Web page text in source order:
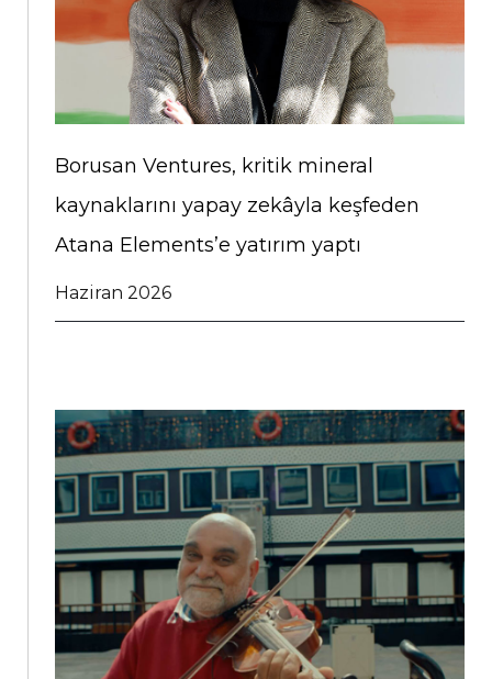
Borusan Ventures, kritik mineral
kaynaklarını yapay zekâyla keşfeden
Atana Elements’e yatırım yaptı
Haziran 2026